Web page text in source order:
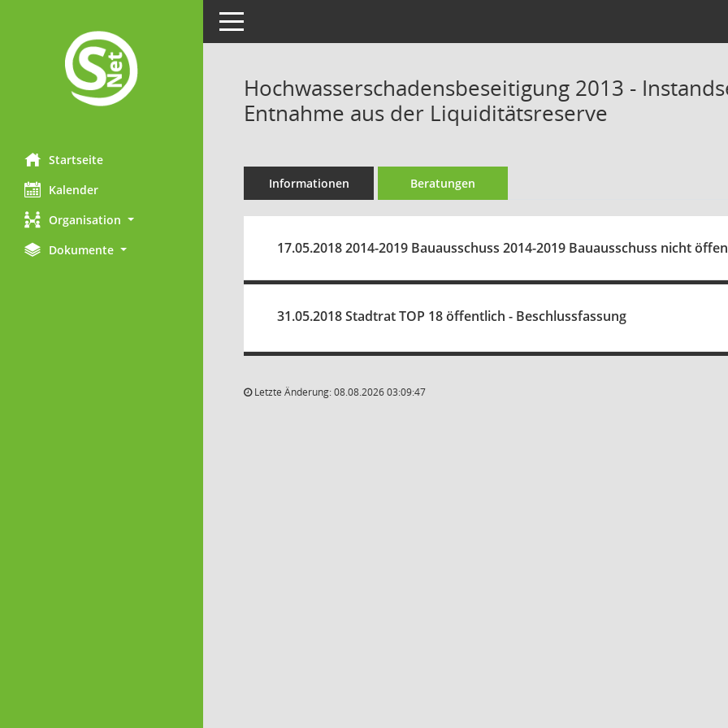
Startseite
Kalender
Organisation
Dokumente
Toggle navigation
Hochwasserschadensbeseitigung 2013 -
Entnahme aus der Liquiditätsreserve
Informationen Beratungen
17.05.2018 2014-2019 Bauausschuss 2014-2019 Bauausschuss nicht
31.05.2018 Stadtrat TOP 18 öffentlich - Beschlussfassung
Letzte Änderung: 08.08.2026 03:09:47